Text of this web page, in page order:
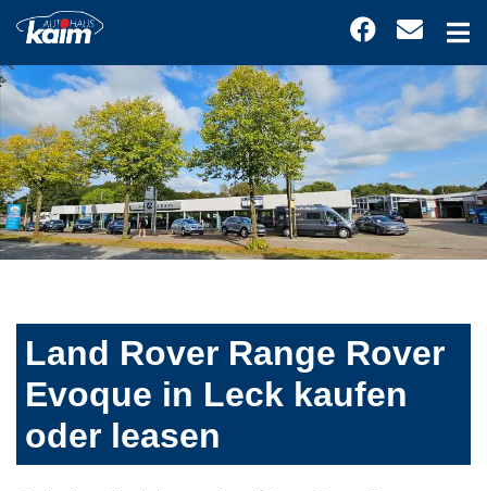
Land Rover Range Rover
Evoque in Leck kaufen
oder leasen